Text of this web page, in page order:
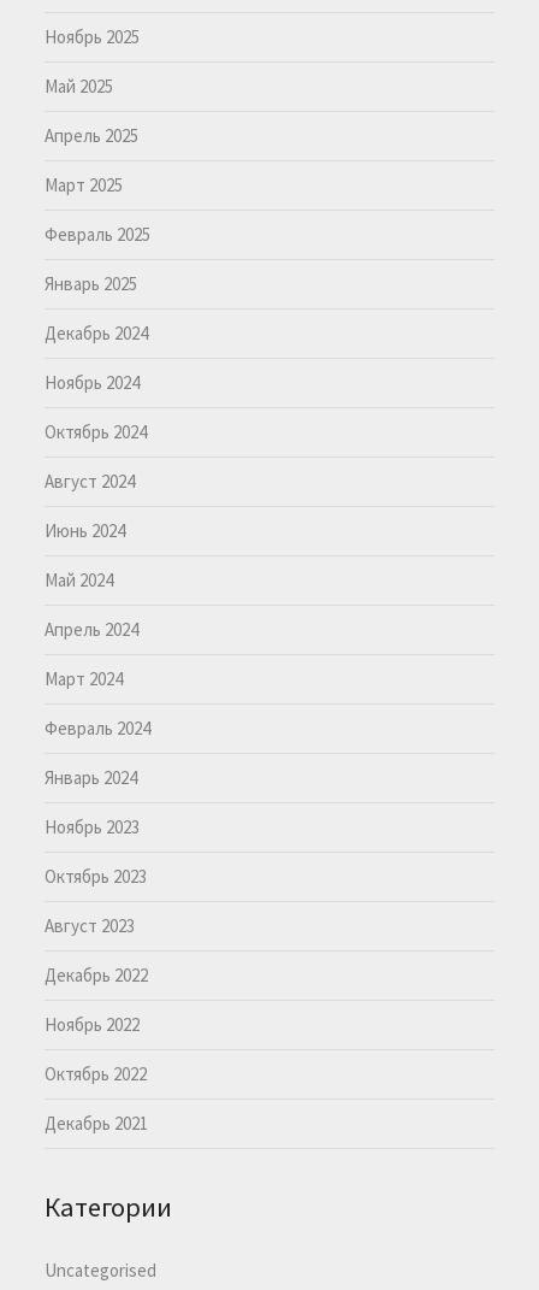
Ноябрь 2025
Май 2025
Апрель 2025
Март 2025
Февраль 2025
Январь 2025
Декабрь 2024
Ноябрь 2024
Октябрь 2024
Август 2024
Июнь 2024
Май 2024
Апрель 2024
Март 2024
Февраль 2024
Январь 2024
Ноябрь 2023
Октябрь 2023
Август 2023
Декабрь 2022
Ноябрь 2022
Октябрь 2022
Декабрь 2021
Категории
Uncategorised